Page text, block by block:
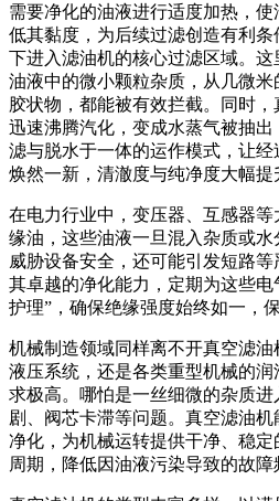
需要净化的油液进行适度加热，
低其黏度，为后续过滤创造有利
下进入滤油机的核心过滤区域。
油液中的微小颗粒杂质，从几微
胶状物，都能被有效拦截。同时
迅速沸腾汽化，变成水蒸气被抽
滤与脱水于一体的运作模式，让
焕然一新，清澈度与纯净度大幅提
在电力行业中，变压器、互感器
缘油，这些油液一旦混入杂质或
威胁设备安全，还可能引发短路
其卓越的净化能力，定期为这些
护理”，确保绝缘强度始终如一，
机械制造领域同样离不开真空滤
液压系统，还是各类重型机械的
求极高。哪怕是一丝细微的杂质
剧、阀芯卡滞等问题。真空滤油
净化，为机械运转提供干净、稳
周期，降低因油液污染导致的故障